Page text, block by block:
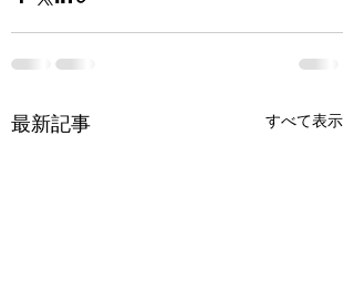
最新記事 すべて表示